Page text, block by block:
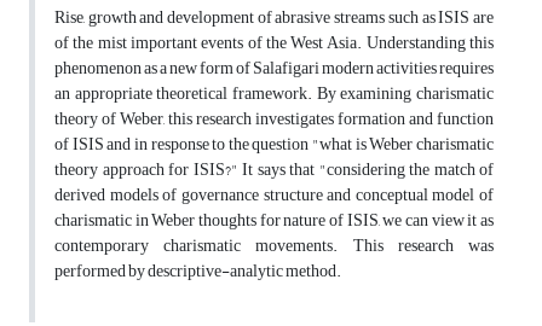
Rise, growth and development of abrasive streams such as ISIS are
of the mist important events of the West Asia. Understanding this
phenomenon as a new form of Salafigari modern activities requires
an appropriate theoretical framework. By examining charismatic
theory of Weber, this research investigates formation and function
of ISIS and in response to the question "what is Weber charismatic
theory approach for ISIS?" It says that "considering the match of
derived models of governance structure and conceptual model of
charismatic in Weber thoughts for nature of ISIS, we can view it as
contemporary charismatic movements. This research was
performed by descriptive-analytic method.